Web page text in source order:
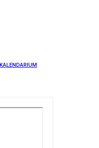
KALENDARIUM